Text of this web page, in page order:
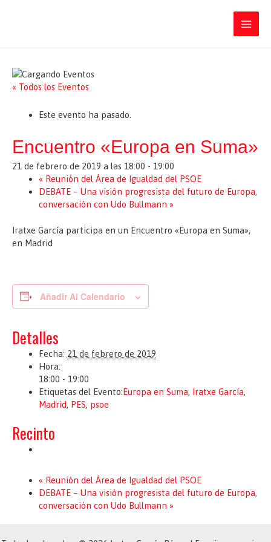
Main
« Todos los Eventos
Este evento ha pasado.
Encuentro «Europa en Suma»
21 de febrero de 2019 a las 18:00 - 19:00
« Reunión del Área de Igualdad del PSOE
DEBATE – Una visión progresista del futuro de Europa,
conversación con Udo Bullmann »
Iratxe García participa en un Encuentro «Europa en Suma»,
en Madrid
Añadir Al Calendario
Detalles
Fecha: 21 de febrero de 2019
Hora:
18:00 - 19:00
Etiquetas del Evento:Europa en Suma, Iratxe García,
Madrid, PES, psoe
Recinto
« Reunión del Área de Igualdad del PSOE
DEBATE – Una visión progresista del futuro de Europa,
conversación con Udo Bullmann »